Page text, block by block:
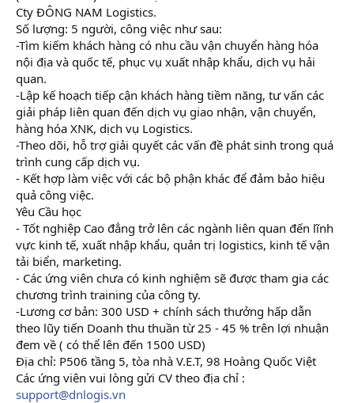
t
e
r
Cty ĐÔNG NAM Logistics.
Số lượng: 5 người, công việc như sau:
-Tìm kiếm khách hàng có nhu cầu vận chuyển hàng hóa
nội địa và quốc tế, phục vụ xuất nhập khẩu, dịch vụ hải
quan.
-Lập kế hoạch tiếp cận khách hàng tiềm năng, tư vấn các
giải pháp liên quan đến dịch vụ giao nhận, vận chuyển,
hàng hóa XNK, dịch vụ Logistics.
-Theo dõi, hỗ trợ giải quyết các vấn đề phát sinh trong quá
trình cung cấp dịch vụ.
- Kết hợp làm việc với các bộ phận khác để đảm bảo hiệu
quả công việc.
Yêu Cầu học
- Tốt nghiệp Cao đẳng trở lên các ngành liên quan đến lĩnh
vực kinh tế, xuất nhập khẩu, quản trị logistics, kinh tế vận
tải biển, marketing.
- Các ứng viên chưa có kinh nghiệm sẽ được tham gia các
chương trình training của công ty.
-Lương cơ bản: 300 USD + chính sách thưởng hấp dẫn
theo lũy tiến Doanh thu thuần từ 25 - 45 % trên lợi nhuận
đem về ( có thể lên đến 1500 USD)
Địa chỉ: P506 tầng 5, tòa nhà V.E.T, 98 Hoàng Quốc Việt
Các ứng viên vui lòng gửi CV theo địa chỉ :
support@dnlogis.vn